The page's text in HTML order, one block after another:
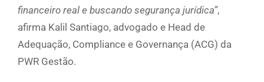
financeiro real e buscando segurança jurídica”,
afirma Kalil Santiago, advogado e Head de
Adequação, Compliance e Governança (ACG) da
PWR Gestão.